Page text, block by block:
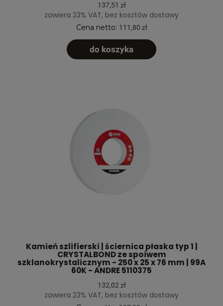
137,51 zł
zawiera 23% VAT, bez kosztów dostawy
Cena netto: 111,80 zł
do koszyka
Kamień szlifierski | ściernica płaska typ 1 |
CRYSTALBOND ze spoiwem
szklanokrystalicznym - 250 x 25 x 76 mm | 99A
60K - ANDRE 5110375
132,02 zł
zawiera 23% VAT, bez kosztów dostawy